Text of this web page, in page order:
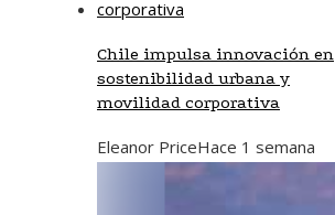
Chile impulsa innovación en
sostenibilidad urbana y
movilidad corporativa
Eleanor PriceHace 1 semana